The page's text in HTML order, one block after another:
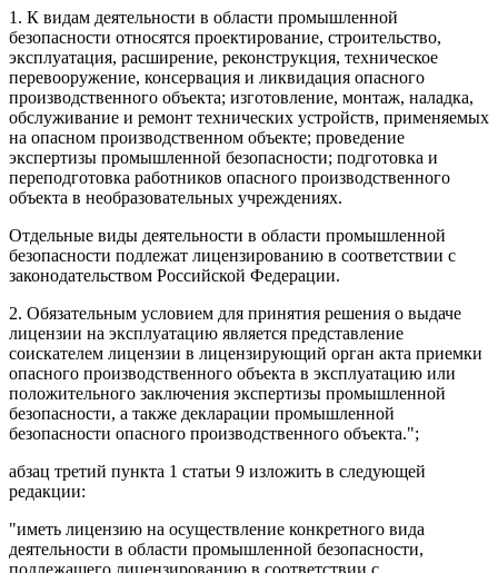
1. К видам деятельности в области промышленной
безопасности относятся проектирование, строительство,
эксплуатация, расширение, реконструкция, техническое
перевооружение, консервация и ликвидация опасного
производственного объекта; изготовление, монтаж, наладка,
обслуживание и ремонт технических устройств, применяемых
на опасном производственном объекте; проведение
экспертизы промышленной безопасности; подготовка и
переподготовка работников опасного производственного
объекта в необразовательных учреждениях.
Отдельные виды деятельности в области промышленной
безопасности подлежат лицензированию в соответствии с
законодательством Российской Федерации.
2. Обязательным условием для принятия решения о выдаче
лицензии на эксплуатацию является представление
соискателем лицензии в лицензирующий орган акта приемки
опасного производственного объекта в эксплуатацию или
положительного заключения экспертизы промышленной
безопасности, а также декларации промышленной
безопасности опасного производственного объекта.";
абзац третий пункта 1 статьи 9 изложить в следующей
редакции:
"иметь лицензию на осуществление конкретного вида
деятельности в области промышленной безопасности,